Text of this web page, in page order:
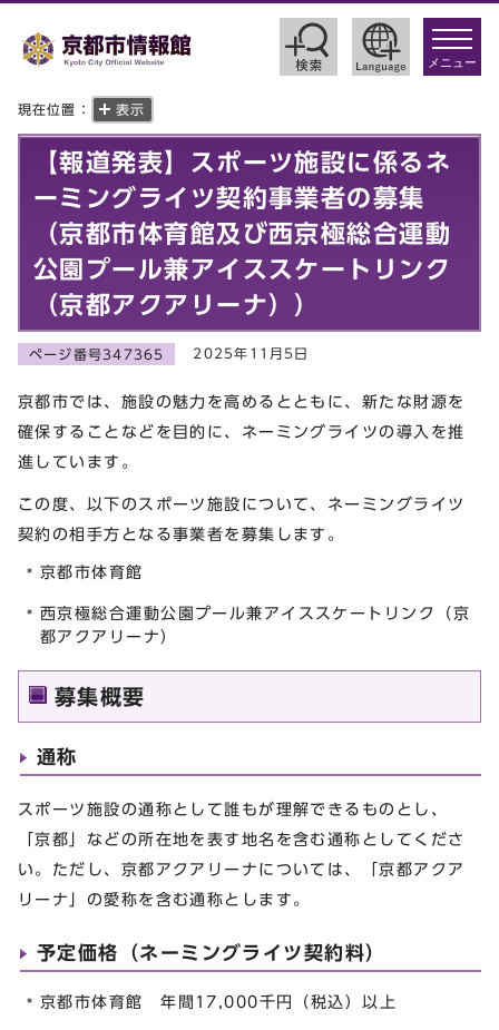
toggle
メニュー
現在位置： 表示
【報道発表】スポーツ施設に係るネ
ーミングライツ契約事業者の募集
（京都市体育館及び西京極総合運動
公園プール兼アイススケートリンク
（京都アクアリーナ））
ページ番号347365 2025年11月5日
京都市では、施設の魅力を高めるとともに、新たな財源を
確保することなどを目的に、ネーミングライツの導入を推
進しています。
この度、以下のスポーツ施設について、ネーミングライツ
契約の相手方となる事業者を募集します。
京都市体育館
西京極総合運動公園プール兼アイススケートリンク（京
都アクアリーナ）
募集概要
通称
スポーツ施設の通称として誰もが理解できるものとし、
「京都」などの所在地を表す地名を含む通称としてくださ
い。ただし、京都アクアリーナについては、「京都アクア
リーナ」の愛称を含む通称とします。
予定価格（ネーミングライツ契約料）
京都市体育館 年間17,000千円（税込）以上